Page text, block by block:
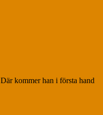
kommer han i första hand